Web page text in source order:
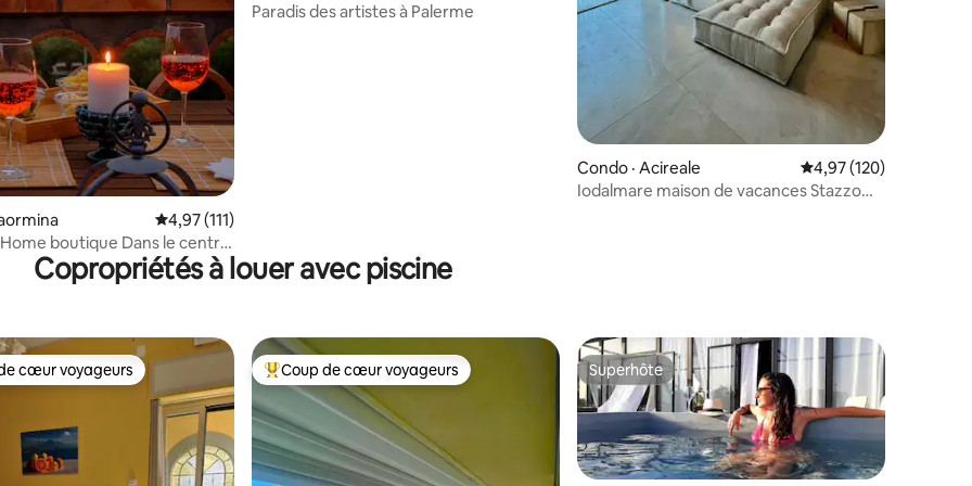
Note moyenne de 4,97 sur 5, 111 commentaires
4,97 (111)
boutique Dans le centre
Paradis des artistes à Palerme
Condo · Acireale Note moyenne de
4,97 (120)
Iodalmare maison de vacances Stazzo
Copropriétés à louer avec piscine
cœur voyageurs parmi les plus aimés
cœur voyageurs Coup de cœur voyageurs parmi les plus aimés
Coup de cœur voyageurs Superhôte
Superhôte